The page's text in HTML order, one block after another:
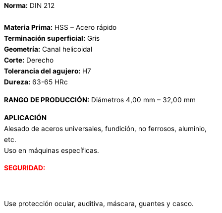
Norma: DIN 212
Materia Prima: HSS – Acero rápido
Terminación superficial: Gris
Geometría: Canal helicoidal
Corte: Derecho
Tolerancia del agujero: H7
Dureza: 63-65 HRc
RANGO DE PRODUCCIÓN: Diámetros 4,00 mm – 32,00 mm
APLICACIÓN
Alesado de aceros universales, fundición, no ferrosos, aluminio,
etc.
Uso en máquinas específicas.
SEGURIDAD:
Use protección ocular, auditiva, máscara, guantes y casco.